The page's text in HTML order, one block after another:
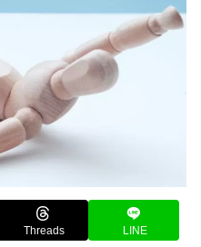
Threads LINE